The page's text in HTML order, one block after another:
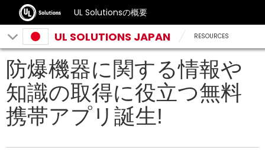
UL Solutionsの概要
UL SOLUTIONS JAPAN RESOURCES
防爆機器に関する情報や
知識の取得に役立つ無料
携帯アプリ誕生!